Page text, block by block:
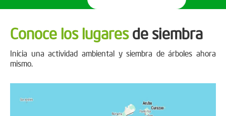
Conoce los lugaresde siembra
Inicia una actividad ambiental y siembra de árboles ahora
mismo.